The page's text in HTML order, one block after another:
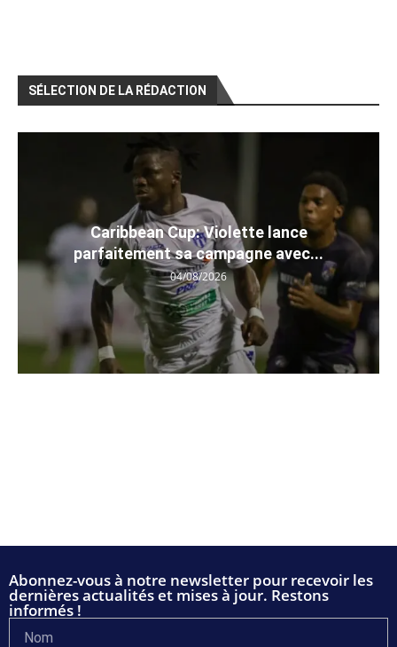
SÉLECTION DE LA RÉDACTION
Caribbean Cup: Violette lance
parfaitement sa campagne avec...
04/08/2026
Abonnez-vous à notre newsletter pour recevoir les
dernières actualités et mises à jour. Restons
informés !